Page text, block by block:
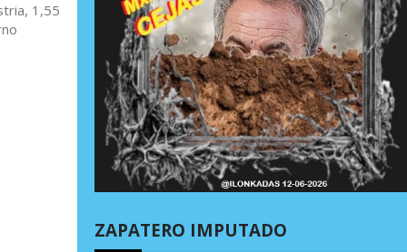
1,55
ZAPATERO IMPUTADO